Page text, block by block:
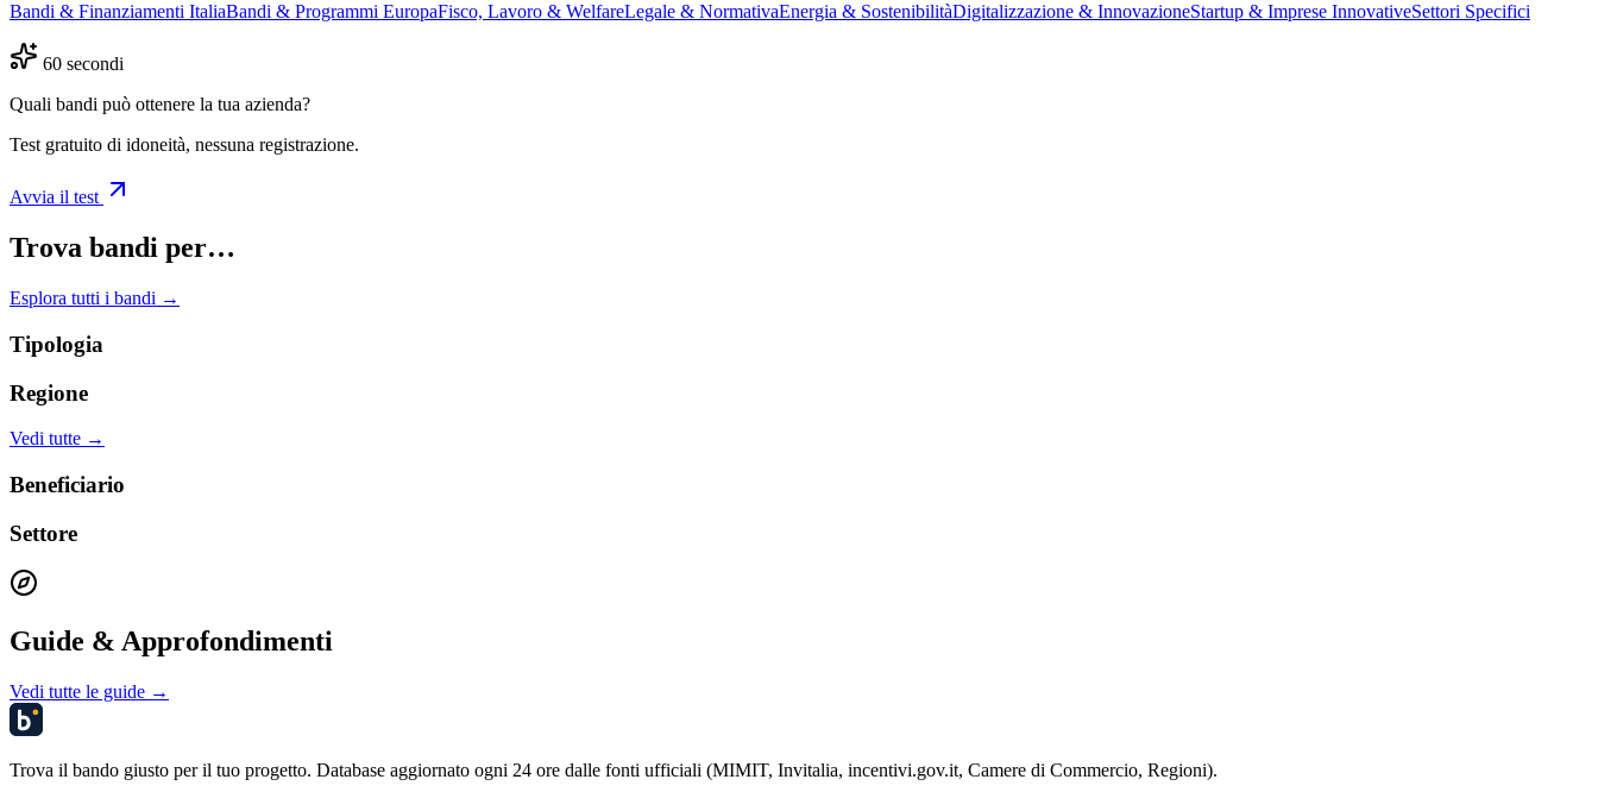
Bandi & Finanziamenti ItaliaBandi & Programmi EuropaFisco, Lavoro & WelfareLegale & NormativaEnergia & SostenibilitàDigitalizzazione & InnovazioneStartup & Imprese InnovativeSettori Specifici
60 secondi
Quali bandi può ottenere la tua azienda?
Test gratuito di idoneità, nessuna registrazione.
Avvia il test
Trova bandi per…
Esplora tutti i bandi →
Tipologia
Regione
Vedi tutte →
Beneficiario
Settore
Guide & Approfondimenti
Vedi tutte le guide →
Trova il bando giusto per il tuo progetto. Database aggiornato ogni 24 ore dalle fonti ufficiali (MIMIT, Invitalia, incentivi.gov.it, Camere di Commercio, Regioni).